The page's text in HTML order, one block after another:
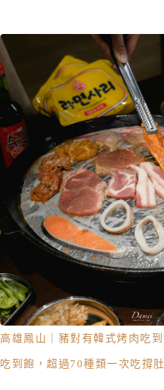
高雄鳳山｜豬對有韓式烤肉吃
吃到飽，超過70種類一次吃撐肚